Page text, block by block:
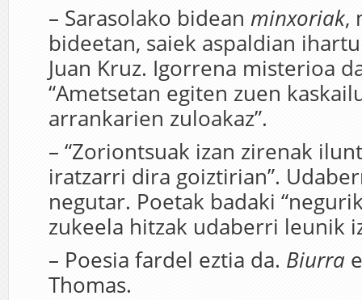
– Sarasolako bidean minxoriak,
bideetan, saiek aspaldian
Juan Kruz. Igorrena misterioa
“Ametsetan egiten zuen
arrankarien zuloakaz”.
– “Zoriontsuak izan zirenak
iratzarri dira goiztirian”.
negutar. Poetak badaki
zukeela hitzak udaberri leunik
– Poesia fardel eztia da. Biurra
Thomas.